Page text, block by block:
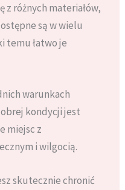
z różnych materiałów,
są w wielu
temu łatwo je
warunkach
kondycji jest
miejsc z
i wilgocią.
skutecznie chronić